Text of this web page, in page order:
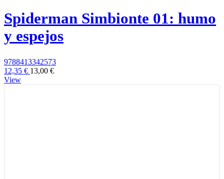
Spiderman Simbionte 01: humo
y espejos
9788413342573
12,35 € 13,00 €
View